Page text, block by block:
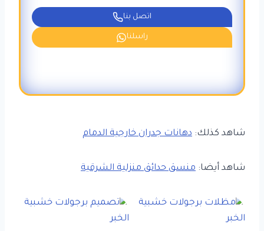
اتصل بنا
راسلنا
شاهد كذلك: دهانات جدران خارجية الدمام
شاهد أيضا: منسق حدائق منزلية الشرقية